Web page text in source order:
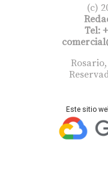
(c)
Tel:
Este sitio